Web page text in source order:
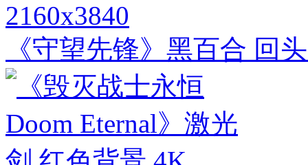
2160x3840
《守望先锋》黑百合 回